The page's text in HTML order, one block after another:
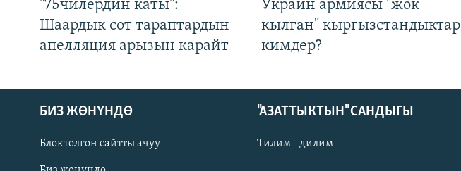
"75чилердин каты":
Шаардык сот тараптардын
апелляция арызын карайт
Украин армиясы "жок
кылган" кыргызстандыктар
кимдер?
БИЗ ЖӨНҮНДӨ
Блоктолгон сайтты ачуу
"АЗАТТЫКТЫН" САНДЫГЫ
Тилим - дилим